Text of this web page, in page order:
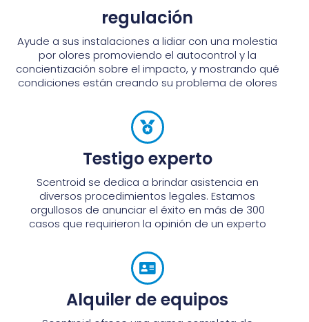
regulación
Ayude a sus instalaciones a lidiar con una molestia
por olores promoviendo el autocontrol y la
concientización sobre el impacto, y mostrando qué
condiciones están creando su problema de olores
Testigo experto
Scentroid se dedica a brindar asistencia en
diversos procedimientos legales. Estamos
orgullosos de anunciar el éxito en más de 300
casos que requirieron la opinión de un experto
Alquiler de equipos